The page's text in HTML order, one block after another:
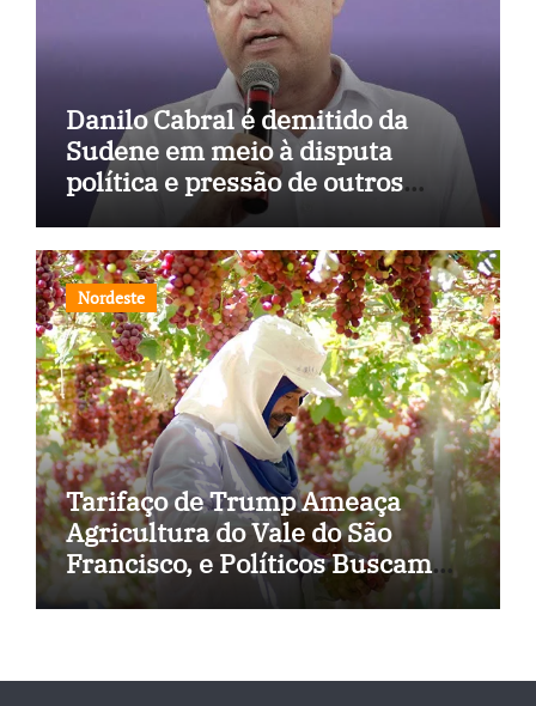
Danilo Cabral é demitido da
Sudene em meio à disputa
política e pressão de outros
estados
Nordeste
Tarifaço de Trump Ameaça
Agricultura do Vale do São
Francisco, e Políticos Buscam
Soluções